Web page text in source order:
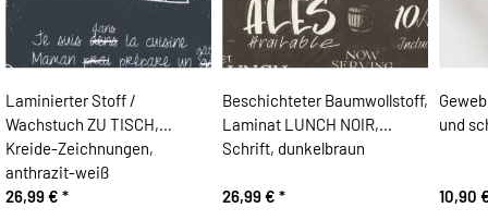
Laminierter Stoff /
Wachstuch ZU TISCH,
Kreide-Zeichnungen,
anthrazit-weiß
26,99 € *
Beschichteter Baumwollstoff,
Laminat LUNCH NOIR,
Schrift, dunkelbraun
26,99 € *
und
10,90